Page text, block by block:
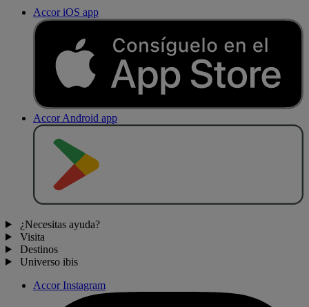
Accor iOS app
Accor Android app
¿Necesitas ayuda?
Visita
Destinos
Universo ibis
Accor Instagram